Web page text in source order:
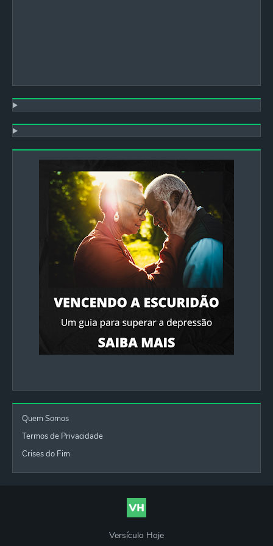
Quem Somos
Termos de Privacidade
Crises do Fim
Versículo Hoje